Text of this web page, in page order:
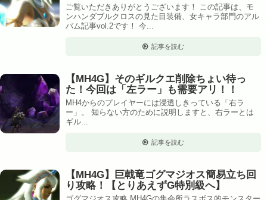
ご覧いただきありがとうございます！ この記事は、モ
ンハンダブルクロスの見た目装備、女キャラ部門のアル
バム記事vol.2です！ 今...
記事を読む
【MH4G】そのギルクエ削除ちょい待っ
た！今回は「左ラー」も需要アリ！！
MH4からのプレイヤーには浸透しきっている「右ラ
ー」。 知らない方のために説明しますと、右ラーとは
ギル...
記事を読む
【MH4G】巨戟竜ゴグマジオス簡易立ち回
り攻略！【とりあえずG特別級へ】